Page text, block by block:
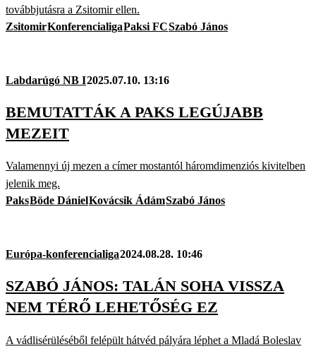
továbbjutásra a Zsitomir ellen.
ZsitomirKonferencialigaPaksi FCSzabó János
Labdarúgó NB I2025.07.10. 13:16
BEMUTATTÁK A PAKS LEGÚJABB
MEZEIT
Valamennyi új mezen a címer mostantól háromdimenziós kivitelben
jelenik meg.
PaksBöde DánielKovácsik ÁdámSzabó János
Európa-konferencialiga2024.08.28. 10:46
SZABÓ JÁNOS: TALÁN SOHA VISSZA
NEM TÉRŐ LEHETŐSÉG EZ
A vádlisérüléséből felépült hátvéd pályára léphet a Mladá Boleslav